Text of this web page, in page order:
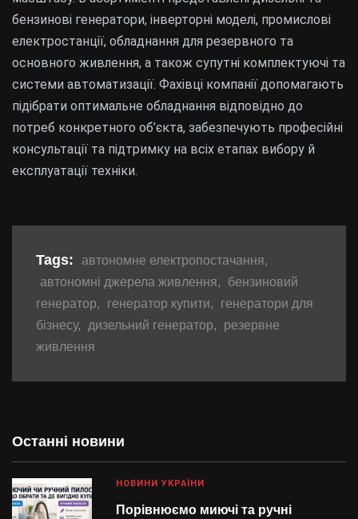
Останні новини
НОВИНИ УКРАЇНИ
Порівнюємо миючі та ручні
бензинові генератори, інверторні моделі, промислові
електростанції, обладнання для резервного та
основного живлення, а також супутні комплектуючі та
системи автоматизації. Фахівці компанії допомагають
підібрати оптимальне обладнання відповідно до
потреб конкретного об’єкта, забезпечують професійні
консультації та підтримку на всіх етапах вибору й
експлуатації техніки.
Tags: автономне електропостачання,
автономні джерела живлення,
бензиновий
генератор, генератор купити,
генератори для
бізнесу, дизельний генератор,
резервне
живлення